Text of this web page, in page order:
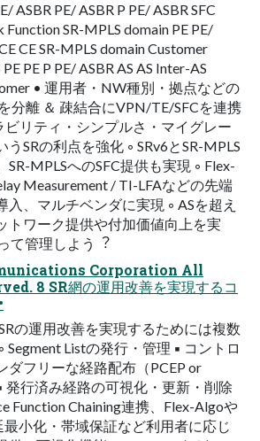
ASBR PE/ ASBR P PE/ ASBR SFC
SR-MPLS domain PE PE/
CE SR-MPLS domain Customer
PE P PE/ ASBR AS AS Inter-AS
• 運⽤者・NW種別・拠点などの
分離 ＆ 疎結合にVPN/TE/SFCを連携
ビリティ・シンプルさ・マイグレー
うSRの利点を強化 ◦ SRv6とSR-MPLS
SR-MPLSへのSFC提供も実現 ◦ Flex-
Measurement / TI-LFAなどの先端
⼊、マルチベンダに実現 ◦ ASを超え
トワーク提供や付加価値向上を実
て管理しよう︖
Corporation All
8 SR網の運⽤改善を実現するコ
の運⽤改善を実現するためには複数
Segment Listの発⾏・管理 ▪ コントロ
ダフリーな経路配布（PCEP or
発⾏済み経路の可視化・更新・削除
Function Chaining連携、Flex-Algoや
最⼩化・帯域保証など利⽤者に応じ